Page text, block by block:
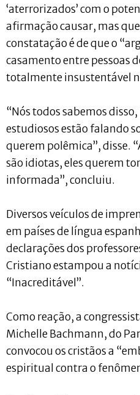
‘aterrorizados’ com o
afirmação causar, mas
constatação é de que o
casamento entre pessoas
totalmente insustentável
“Nós todos sabemos
estudiosos estão falando
querem polêmica”, disse.
são idiotas, eles querem
informada”, concluiu.
Diversos veículos de
em países de língua
declarações dos
Cristiano estampou a
“Inacreditável”.
Como reação, a
Michelle Bachmann, do
convocou os cristãos a
espiritual contra o